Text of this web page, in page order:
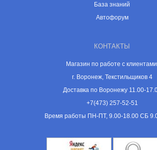
База знаний
Автофорум
КОНТАКТЫ
Магазин по работе с
г. Воронеж, Текстильщиков 4
Доставка по Воронежу 11.00-
+7(473) 257-52-51
Время работы ПН-ПТ, 9.00-18.00 СБ